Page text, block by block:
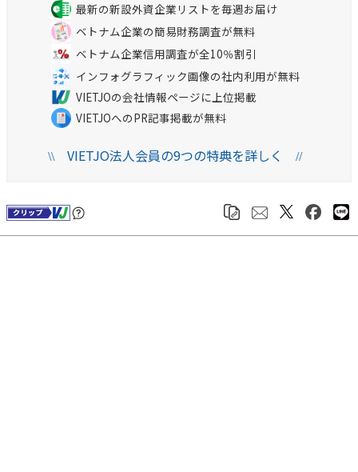
最新の新設外資企業リストを毎週お届け
ベトナム企業の簡易財務調査が無料
ベトナム企業信用調査が全10％割引
インフォグラフィック画像の社内利用が無料
VIETJOの会社情報ページに上位掲載
VIETJOへのPR記事掲載が無料
\\VIETJO法人会員の9つの特典を詳しく //